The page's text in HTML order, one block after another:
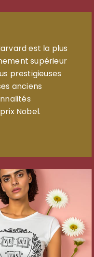
est la plus
supérieur
prestigieuses
anciens
Nobel.